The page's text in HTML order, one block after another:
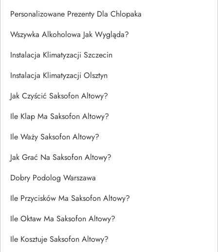
Personalizowane Prezenty Dla Chlopaka
Wszywka Alkoholowa Jak Wygląda?
Instalacja Klimatyzacji Szczecin
Instalacja Klimatyzacji Olsztyn
Jak Czyścić Saksofon Altowy?
Ile Klap Ma Saksofon Altowy?
Ile Waży Saksofon Altowy?
Jak Grać Na Saksofon Altowy?
Dobry Podolog Warszawa
Ile Przycisków Ma Saksofon Altowy?
Ile Oktaw Ma Saksofon Altowy?
Ile Kosztuje Saksofon Altowy?